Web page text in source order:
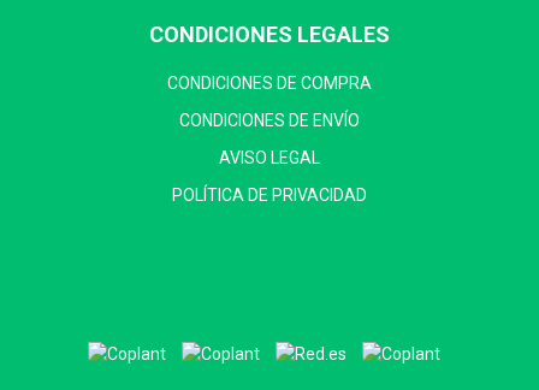
CONDICIONES LEGALES
CONDICIONES DE COMPRA
CONDICIONES DE ENVÍO
AVISO LEGAL
POLÍTICA DE PRIVACIDAD